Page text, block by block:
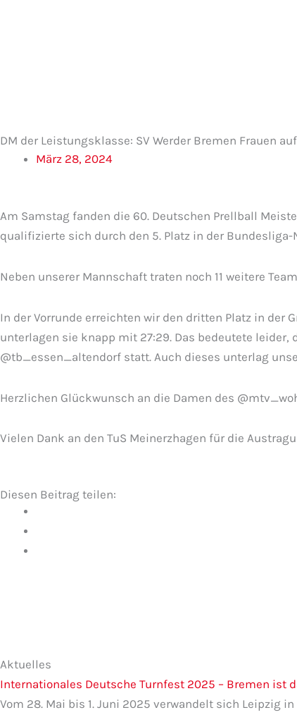
DM der Leistungsklasse: SV Werder Bremen Frauen
März 28, 2024
Am Samstag fanden die 60. Deutschen Prellball
qualifizierte sich durch den 5. Platz in der
Neben unserer Mannschaft traten noch 11 weitere
In der Vorrunde erreichten wir den dritten Platz in der
unterlagen sie knapp mit 27:29. Das bedeutete leider,
@tb_essen_altendorf statt. Auch dieses unterlag
Herzlichen Glückwunsch an die Damen des
Vielen Dank an den TuS Meinerzhagen für die
Diesen Beitrag teilen:
Aktuelles
Internationales Deutsche Turnfest 2025 – Bremen ist
Vom 28. Mai bis 1. Juni 2025 verwandelt sich Leipzig